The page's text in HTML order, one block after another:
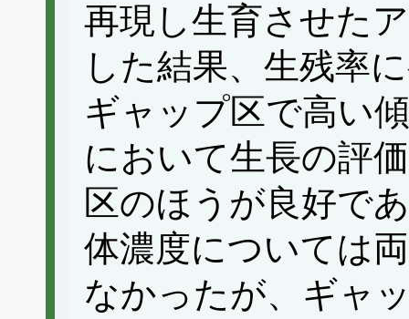
再現し生育させた
した結果、生残率
ギャップ区で高い
において生長の評
区のほうが良好で
体濃度については
なかったが、ギャ